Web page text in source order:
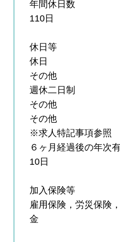
年間休日数
110日
休日等
休日
その他
週休二日制
その他
その他
※求人特記事項参照
６ヶ月経過後の年次
10日
加入保険等
雇用保険，労災保険
金